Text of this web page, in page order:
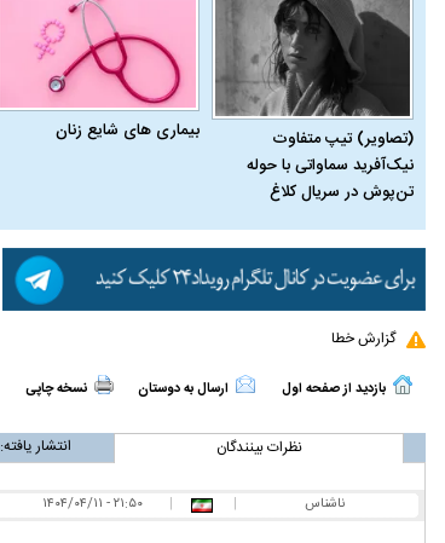
(تصاویر) تیپ متفاوت
نیک‌آفرید سماواتی با حوله
تن‌پوش در سریال کلاغ
بیماری‌ های شایع زنان
گزارش خطا
بازدید از صفحه اول ارسال به دوستان نسخه چاپی
نظرات بینندگان انتشار یافته:
ناشناس |
| ۲۱:۵۰ - ۱۴۰۴/۰۴/۱۱